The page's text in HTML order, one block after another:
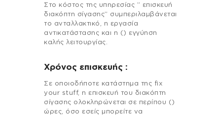
Στo κόστος της υπηρεσίας ” επισκευή
διακόπτη σίγασης” συμπεριλαμβάνεται
το ανταλλακτικό, η εργασία
αντικατάστασης και η () εγγύηση
καλής λειτουργίας.
Χρόνος επισκευής :
Σε οποιοδήποτε κατάστημα της fix
your stuff, η επισκευή του διακόπτη
σίγασης ολοκληρώνεται σε περίπου ()
ώρες, όσο εσείς μπορείτε να